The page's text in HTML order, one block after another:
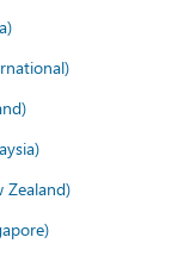
Zealand)